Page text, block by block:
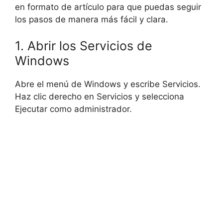
en formato de artículo para que puedas seguir
los pasos de manera más fácil y clara.
1. Abrir los Servicios de
Windows
Abre el menú de Windows y escribe Servicios.
Haz clic derecho en Servicios y selecciona
Ejecutar como administrador.